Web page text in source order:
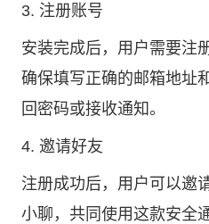
3. 注册账号
安装完成后，用户需要注
确保填写正确的邮箱地址
回密码或接收通知。
4. 邀请好友
注册成功后，用户可以邀
小聊，共同使用这款安全